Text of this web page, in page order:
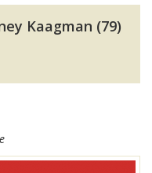
Kaagman (79)